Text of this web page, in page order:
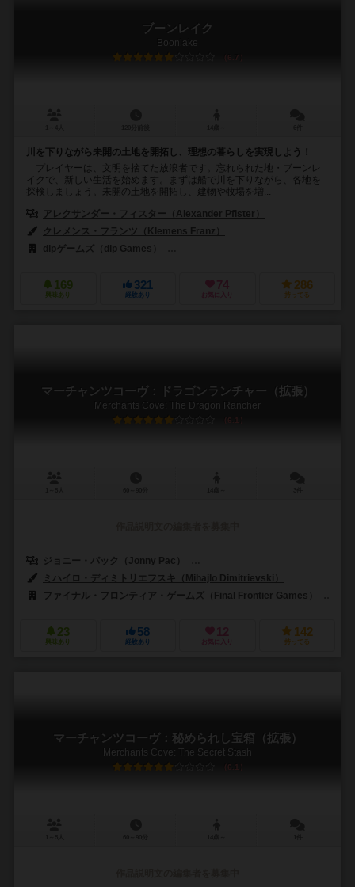
ブーンレイク
Boonlake
6.7
川を下りながら未開の土地を開拓し、理想の暮らしを実現しよう！
プレイヤーは、文明を捨てた放浪者です。忘れられた地・ブーンレ
イクで、新しい生活を始めます。まずは船で川を下りながら、各地を
探検しましょう。未開の土地を開拓し、建物や牧場を増...
アレクサンダー・フィスター（Alexander Pfister）
クレメンス・フランツ（Klemens Franz）
dlpゲームズ（dlp Games）
169
興味あり
321
経験あり
74
お気に入り
286
持ってる
マーチャンツコーヴ：ドラゴンランチャー（拡張）
Merchants Cove: The Dragon Rancher
6.1
ジョニー・パック（Jonny Pac）
ミハイロ・ディミトリエフスキ（Mihajlo Dimitrievski）
ファイナル・フロンティア・ゲームズ（Final Frontier Games）
23
興味あり
58
経験あり
12
お気に入り
142
持ってる
マーチャンツコーヴ：秘められし宝箱（拡張）
Merchants Cove: The Secret Stash
6.1